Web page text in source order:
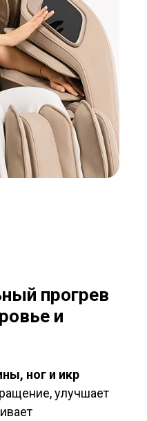
прогрев
и
ног и икр
улучшает